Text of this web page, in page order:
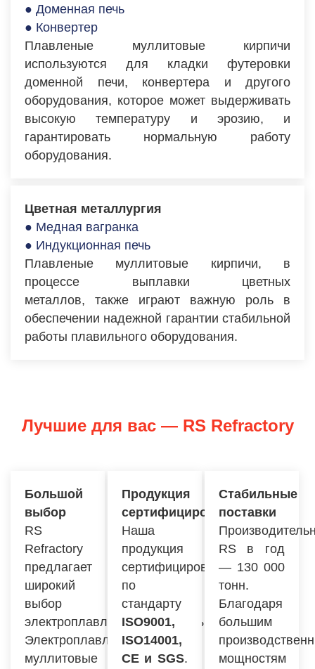
● Доменная печь
● Конвертер
Плавленые муллитовые кирпичи
используются для кладки футеровки
доменной печи, конвертера и другого
оборудования, которое может выдерживать
высокую температуру и эрозию, и
гарантировать нормальную работу
оборудования.
Цветная металлургия
● Медная вагранка
● Индукционная печь
Плавленые муллитовые кирпичи, в
процессе выплавки цветных
металлов, также играют важную роль в
обеспечении надежной гарантии стабильной
работы плавильного оборудования.
Лучшие для вас — RS Refractory
Большой
выбор
RS
Refractory
предлагает
широкий
выбор
электроплавленых муллитовых кирпичей.
Электроплавленые
муллитовые
Продукция
сертифицирована
Наша
продукция
сертифицирована
по
стандарту
ISO9001,
ISO14001,
CE и SGS.
Стабильные
поставки
RS в год
— 130 000
тонн.
Благодаря
большим
мощностям